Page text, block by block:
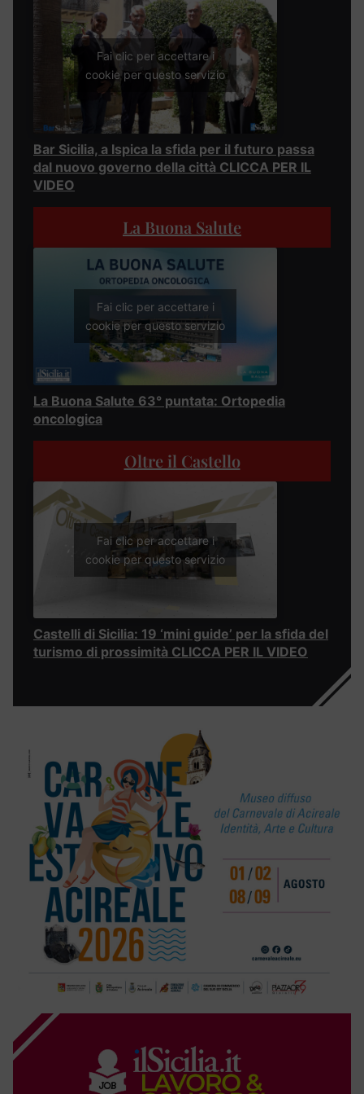
Fai clic per accettare i
cookie per questo servizio
Bar Sicilia, a Ispica la sfida per il futuro passa
dal nuovo governo della città CLICCA PER IL
VIDEO
La Buona Salute
Fai clic per accettare i
cookie per questo servizio
La Buona Salute 63° puntata: Ortopedia
oncologica
Oltre il Castello
Fai clic per accettare i
cookie per questo servizio
Castelli di Sicilia: 19 ‘mini guide’ per la sfida del
turismo di prossimità CLICCA PER IL VIDEO